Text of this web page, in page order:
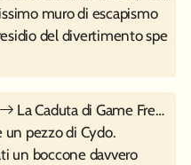
muro di escapismo
del divertimento spe
La Caduta di Game Freak
un pezzo di Cydo.
un boccone davvero